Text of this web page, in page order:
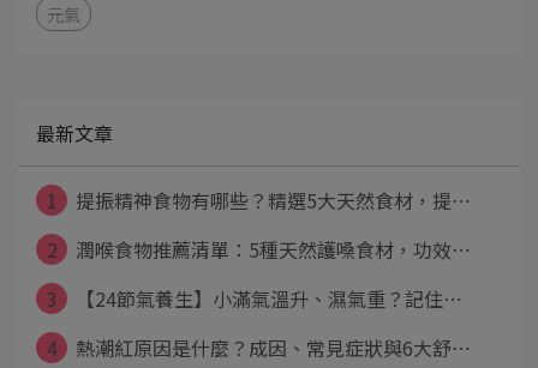
元氣
最新文章
1
提振精神食物有哪些？精選5大天然食材，提⋯
2
潤喉食物推薦清單：5種天然護嗓食材，功效⋯
3
【24節氣養生】小滿氣溫升、濕氣重？記住⋯
4
熱潮紅原因是什麼？成因、常見症狀與6大舒⋯